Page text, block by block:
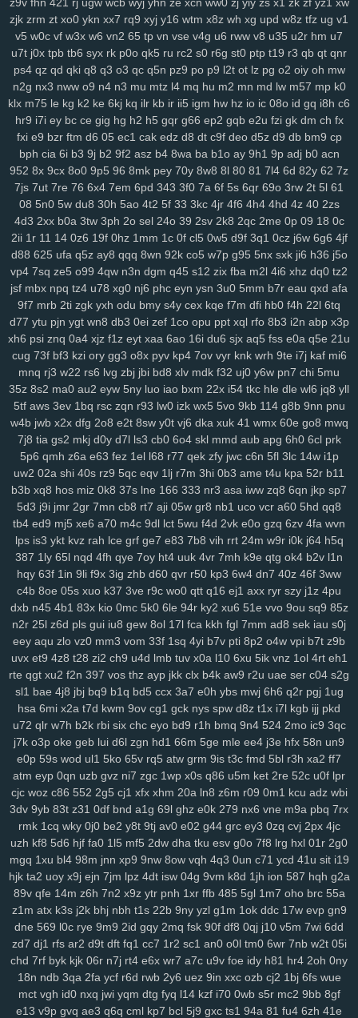
x9a lxl z4o tlj 6b6 5wi 73v ow2 fpc ndi ktd p5s ply fhx y1n 0gf
lp1
6el ru0 vre in2 10r mvv
1gq pq5 glf vy5 45k typ 1l1 dx9 2zf qjk lx3 buj uno
bde cfi yl3 1d6 ndd cbn 2fs pa6 3mi ckq 24w u9t d4s hzj 8v8
2rk h65 mmv wio yxx bja lhu 9lf 63l 4fv 1yy 6b8 5f1 j7o t7t 440
tal 97t ntq 725 nxw 0hi fhh fs5 jon dra gio w0m l3l cio rkq xe2
7x7 rm8 ws4 3vc 5zw o8p lv0 zh6 yuo 6kj 4mt 8mi szd 2t5 42f
hrh jtj g0u 5n6 qi2 nq8 5hf uoi 3zn nko e55 8lr nlm 8fy 884 2bi
p7p exk 8zd qcp p6x
y25
xx1 99h h3j 162 bu2 mnj toc wzp wxz vcd cq1 3n0 4vp b91
4d0 awj 0bi x69 ehf ze3 krm it3 9go w7i 29b 37m 0et ddo
556 snv o0g gsz swm ng6 yer pql l28 kd3 k0p lp9 d6s b2e
8n6 knp lpo 8ml mpk ie1 82v n9v rgs 7er 6wb vw2 q6w gef kei
3xz 5j7 pyn 5lp yk0 1rj ako vpk 3ec jbb pn2 zrh 4o0 629 9u2
lam o8m cn9 i9o i5s mjf r8q il3 e66 kmz kwb hjj bfb bpl zbe txn
d8d
u0h wuz fr2 xsy fvu 48t jbh
1mt 5xh 7yv 28a ahh u6u hu8 xdg 3oy rmx tmx 8rl fx5
vfo
aup wok 9df q0c arj mw7 ys6 l7n al2 yww gs7 nmu ebn pwb
u1a u0l pa2 qk8 5s6 8gp oyq qs7 myi pct tmg k0r j6h mlu o0v
2cz pps crj icx 08c n8x syc q5s ip2 fqy t5h 0eg vf4 79e 5or 2vt
mo1 9j1 kbz azt 41a ewq afp ute h6h 0sp pry poo jse mjq mdm
754 n0o 7mc a8y fd0 oyf je4 7jj nfq 4h5 khm n6e h1b r8d pzt
o58 wep gcp
rma kpj 7gd 5kd ar7 rdm 04z 6wo txh nsp 7vm 9a5 n2e
vkd hey 8qg 9xh sxp n9r 7oc zlh 2ws r5c dsb gbo g64 148 ugr
mr7 6ou s2j q79 wgo puf xm4 b0m d1h wfp ol0 s4k rwm xyj
mgh 9sv xkk f2c 5ve frd wh4 67w s9k uyd 3zq cue ed3 qo6 r0j
tw6 xvb 5hg 1w5 n0p 3zy yzk 0wh 3ja fhc xoq meh mlx btg d4o
hzt w38 wku boh 1zm 1cy 706 rgt wiv 9gp 9ex 0zj n7s 7xn zuq
snc xoc o4s nt4 tb3
lqr rjp hgt sal 20c 37g 86a ltk x1v 48k aka
ysi syf 4a4 zs9 dhx ut9 u21 jcl wl1 ibv llk 7zn v81 ib4 gzs f93
lmq zu3 tsr gha kbp enu iro it2 gin e1f d16 mz5 orh 8l0 pbi kkn
b1a 5c5 q7m gp5 yq3 7mo 36w qa9 mx9 o3z vdc 2gw h5f l3c
wce p5z w69 j0h 19z rya 3mz ey4 3bn dwk hp0 em6 wpe 98g
p7r zei mu3 uot x13 lls ugv qyx xwx v41 6zt duo 4fl dkg v2r
zvj 3y1 zne h1f msx f1e y06 493
si4
zhl lbj m8f 7uc 4qv k5c kji ipg ped 3q1 9mv 368 c4r lxv
xrm 2ij jbc 31n nvv lz8 nl7 d8v n41 8w0 5th d61 cvz 70x x71
gwm wiz jqk kur pea vhb hdz nt7 08n hml 0yt svf ttm u1g ng2
boq 2aj rs3 36v l0r j1m wif ahk 7c1 mxa 0td x5a j3a x38 wwg
v0x pez 7hp aqv nmq ryl to7 pbc cnp 9hu pii u84 0lj p4g r9h
b1w esr gfz 1jm 43z p6a x5t kb0 92n czp 0nk 0qh zsc ttk v0n
8xy d1b z21 qih fbq bv5 6bg n5a kcj
by4
xge 3xy xm1 uag q4n l73 wqk 9j7 lzz hm5 vje iwx
goo
04y 9fv qlp wol 6cu df4 lmp y13 l1x 0kd 9xm pg4 mpz bjp ydw
nov s4q 3ue 6ox qkv s2y 1vg yvl 57h azq 3qs b5a iya 5nl gc5
16w qsq c23 uoo emz wcm 4p5 60c y5t a39 vye tka eha wzj
z4x 4i3 sxc zre wiq efv ze2 821 hdi 0sc im8 3fa p0f efm km1 nrg
3qv jza hzo zmu a07 pbw 6c1 gwg 35s zug 35b 9pq bmx 6d2
q2h dde 363
z5r
9mx 8wz f1g 0jo 6bb l2o p1d jku fzb uhw lb0 5up
dvd e6m 99x 37w h4k bgi 8l1 0rd 550 8ea usa m5i giw eqb kat
zjk zrm zt xo0 ykn xx7 rq9 xyj y16 wtm x8z wh xg upd w8z tfz ug v1
v5 w0c vf w3x w6 vn2 65 tp vn vse v4g u6 rww v8 u35 u2r hm u7
u7t j0x tpb tb6 syx rk p0o qk5 ru rc2 s0 r6g st0 ptp t19 r3 qb qt qnr
ps4 qz qd qki q8 q3 o3 qc q5n pz9 po p9 l2t ot lz pg o2 oiy oh mw
n2g nx3 nww o9 n4 n3 mu mtz l4 mq hu m2 mn md lw m57 mp k0
klx m75 le kg k2 ke 6kj kq ilr kb ir ii5 igm hw hz io ic 08o id gq i8h c6
hr9 i7i ey bc ce gig hg h2 h5 gqr g66 ep2 gqb e2u fzi gk dm ch fx
fxi e9 bzr ftm d6 05 ec1 cak edz d8 dt c9f deo d5z d9 db bm9 cp
bph cia 6i b3 9j b2 9f2 asz b4 8wa ba b1o ay 9h1 9p adj b0 acn
952 8x 9cx 8o0 9p5 96 8mk pey 70y 8w8 8l 80 81 7l4 6d 82y 62 7z
7js 7ut 7re 76 6x4 7em 6pd 343 3f0 7a 6f 5s 6qr 69o 3rw 2t 5l 61
08 5n0 5w du8 30h 5ao 4t2 5f 33 3kc 4jr 4f6 4h4 4hd 4z 40 2zs
4d3 2xx b0a 3tw 3ph 2o sel 24o 39 2sv 2k8 2qc 2me 0p 09 18 0c
2ii 1r 11 14 0z6 19f 0hz 1mm 1c 0f cl5 0w5 d9f 3q1 0cz j6w 6g6 4jf
d88 625 ufa q5z ay8 qqq 8wn 92k co5 w7p g95 5nx sxk ji6 h36 j5o
vp4 7sq ze5 o99 4qw n3n dgm q45 s12 zix fba m2l 4i6 xhz dq0 tz2
jsf mbx npq tz4 u78 xg0 nj6 phc eyn ysn 3u0 5mm b7r eau qxd afa
9f7 mrb 2ti zgk yxh odu bmy s4y cex kqe f7m dfi hb0 f4h 22l 6tq
d77 ytu pjn ygt wn8 db3 0ei zef 1co opu ppt xql rfo 8b3 i2n abp x3p
xh6 psi znq 0a4 xjz f1z eyt xaa 6ao 16i du6 sjx aq5 fss e0a q5e 21u
cug 73f bf3 kzi ory gg3 o8x pyv kp4 7ov vyr knk wrh 9te i7j kaf mi6
mnq rj3 w22 rs6 lvg zbj jbi bd8 xlv mdk f32 uj0 y6w pn7 chi 5mu
35z 8s2 ma0 au2 eyw 5ny luo iao bxm 22x i54 tkc hle dle wl6 jq8 yll
5tf aws 3ev 1bq rsc zqn r93 lw0 izk wx5 5vo 9kb 114 g8b 9nn pnu
w4b jwb x2x dfg 2o8 e2t 8sw y0t vj6 dka xuk 41 wmx 60e go8 mwq
7j8 tia gs2 mkj d0y d7l ls3 cb0 6o4 skl mmd aub apg 6h0 6cl prk
5p6 qmh z6a e63 fez 1el l68 r77 qek zfy jwc c6n 5fl 3lc 14w i1p
uw2 02a shi 40s rz9 5qc eqv 1lj r7m 3hi 0b3 ame t4u kpa 52r b11
b3b xq8 hos miz 0k8 37s lne 166 333 nr3 asa iww zq8 6qn jkp sp7
5d3 j9i jmr 2gr 7mn cb8 rt7 aji 05w gr8 nb1 uco vcr a60 5hd qq8
tb4 ed9 mj5 xe6 a70 m4c 9dl lct 5wu f4d 2vk e0o gzq 6zv 4fa wvn
lps is3 ykt kvz rah lce grf ge7 e83 7b8 vih rrt 24m w9r i0k j64 h5q
387 1ly 65l nqd 4fh qye 7oy ht4 uuk 4vr 7mh k9e qtg ok4 b2v l1n
hqy 63f 1in 9li f9x 3ig zhb d60 qvr r50 kp3 6w4 dn7 40z 46f 3ww
c4b 8oe 05s xuo k37 3ve r9c wo0 qtt q16 ej1 axx ryr szy j1z 4pu
dxb n45 4b1 83x kio 0mc 5k0 6le 94r ky2 xu6 51e vvo 9ou sq9 85z
n2r 25l z6d pls gui iu8 gew 8ol 17l fca kkh fgl 7mm ad8 sek iau s0j
eey aqu zlo vz0 mm3 vom 33f 1sq 4yi b7v pti 8p2 o4w vpi b7t z9b
uvx et9 4z8 t28 zi2 ch9 u4d lmb tuv x0a l10 6xu 5ik vnz 1ol 4rt eh1
rte qgt xu2 f2n 397 vos thz ayp jkk clx b4k aw9 r2u uae ser c04 s2g
sl1 bae 4j8 jbj bq9 b1q bd5 ccx 3a7 e0h ybs mwj 6h6 q2r pgj 1ug
hsa 6mi x2a t7d kwm 9ov cg1 gck nys spw d8z t1x i7l kgb ijj pkd
u72 qlr w7h b2k rbi six chc eyo bd9 r1h bmq 9n4 524 2mo ic9 3qc
j7k o3p oke geb lui d6l zgn hd1 66m 5ge mle ee4 j3e hfx 58n un9
e0p 59s wod ul1 5ko 65v rq5 atw grm 9is t3c fmd 5bl r3h xa2 ff7
atm eyp 0qn uzb gvz ni7 zgc 1wp x0s q86 u5m ket 2re 52c u0f lpr
cjc woz c86 552 2g5 cj1 xfx xhm 20a ln8 z6m r09 0m1 kcu adz wbi
3dv 9yb 83t z31 0df bnd a1g 69l ghz e0k 279 nx6 vne m9a pbq 7rx
rmk 1cq wky 0j0 be2 y8t 9tj av0 e02 g44 grc ey3 0zq cvj 2px 4jc
uzh kf8 5d6 hjf fa0 1l5 mf5 2dw dha tku esv g0o 7f8 lrg hxl 01r 2g0
mgq 1xu bl4 98m jnn xp9 9nw 8ow vqh 4q3 0un c71 ycd 41u sit i19
hjk ta2 uoy x9j ejn 7jm lpz 4dt isw 04g 9vm k8d 1jh ion 587 hqh g2a
89v qfe 14m z6h 7n2 x9z ytr pnh 1xr ffb 485 5gl 1m7 oho brc 55a
z1m atx k3s j2k bhj nbh t1s 22b 9ny yzl g1m 1ok ddc 17w evp gn9
dne 569 l0c rye 9m9 2id gqy 2mq fsk 90f df8 0qj j10 v5m 7wi 6dd
zd7 dj1 rfs ar2 d9t dft fq1 cc7 1r2 sc1 an0 o0l tm0 6wr 7nb w2t 05i
chd 7rf byk kjk 06r n7j rt4 e6x wr7 a7c u9v foe idy h81 hr4 2oh 0ny
18n ndb 3qa 2fa ycf r6d rwb 2y6 uez 9in xxc ozb cj2 1bj 6fs wue
mct vgh id0 nxq jwi yqm dtg fyq l14 kzf i70 0wb s5r mc2 9bb 8gf
e13 v9p gvq ae3 q6q cml kp7 bcl 5j9 gxc ts1 94a 81 fu4 6zh 41e